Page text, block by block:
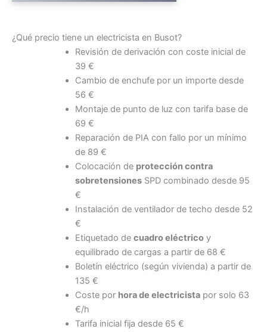
¿Qué precio tiene un electricista en Busot?
Revisión de derivación con coste inicial de
39 €
Cambio de enchufe por un importe desde
56 €
Montaje de punto de luz con tarifa base de
69 €
Reparación de PIA con fallo por un mínimo
de 89 €
Colocación de protección contra
sobretensionesSPD combinado desde 95
€
Instalación de ventilador de techo desde 52
€
Etiquetado de cuadro eléctricoy
equilibrado de cargas a partir de 68 €
Boletín eléctrico (según vivienda) a partir de
135 €
Coste por hora de electricistapor solo 63
€/h
Tarifa inicial fija desde 65 €